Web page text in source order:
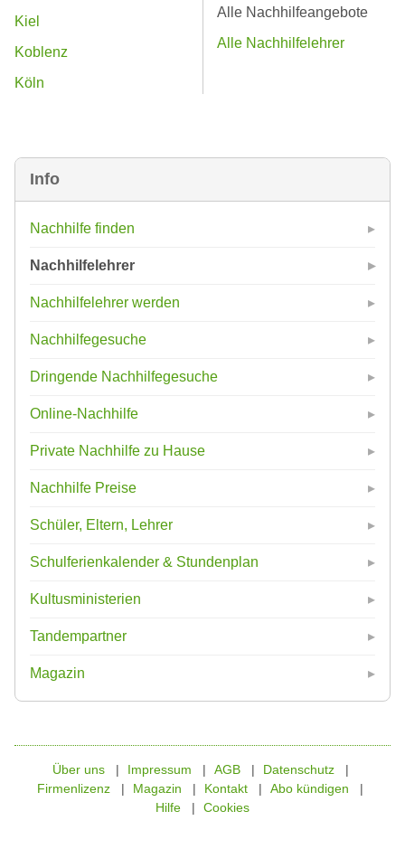
Info
Nachhilfe finden
Nachhilfelehrer
Nachhilfelehrer werden
Nachhilfegesuche
Dringende Nachhilfegesuche
Online-Nachhilfe
Private Nachhilfe zu Hause
Nachhilfe Preise
Schüler, Eltern, Lehrer
Schulferienkalender & Stundenplan
Kultusministerien
Tandempartner
Magazin
Kiel
Koblenz
Köln
Alle Nachhilfeangebote
Alle Nachhilfelehrer
Über uns Impressum AGB
Datenschutz
Firmenlizenz
Magazin Kontakt
Abo kündigen
Hilfe
Cookies